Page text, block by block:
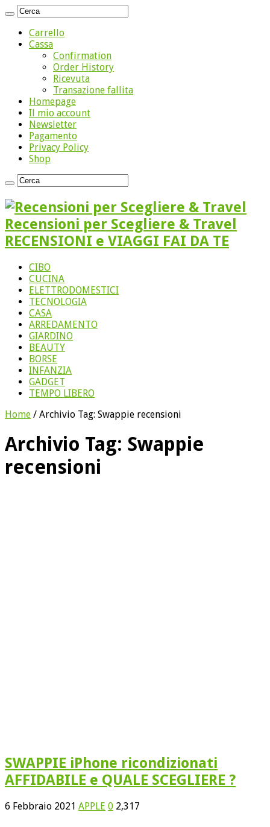
Carrello
Cassa
Confirmation
Order History
Ricevuta
Transazione fallita
Homepage
Il mio account
Newsletter
Pagamento
Privacy Policy
Shop
Recensioni per Scegliere & Travel
RECENSIONI e VIAGGI FAI DA TE
CIBO
CUCINA
ELETTRODOMESTICI
TECNOLOGIA
CASA
ARREDAMENTO
GIARDINO
BEAUTY
BORSE
INFANZIA
GADGET
TEMPO LIBERO
Home / Archivio Tag: Swappie recensioni
Archivio Tag: Swappie
recensioni
SWAPPIE iPhone ricondizionati
AFFIDABILE e QUALE SCEGLIERE ?
6 Febbraio 2021 APPLE 0 2,317